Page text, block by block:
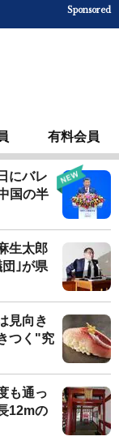
Sponsored
有料会員
にバレ
国の半
生太郎
｣が県
見向き
つく"究
も通っ
12mの